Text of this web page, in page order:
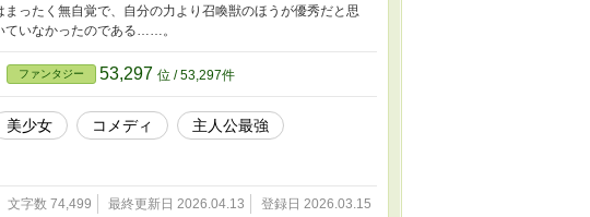
ったく無自覚で、自分の力より召喚獣のほうが優秀だと思
ていなかったのである……。
ファンタジー 53,297 位 / 53,297件
美少女 コメディ
主人公最強
文字数 74,499 最終更新日 2026.04.13 登録日 2026.03.15